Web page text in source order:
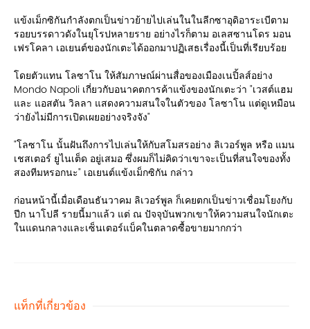
แข้งเม็กซิกันกำลังตกเป็นข่าวย้ายไปเล่นในในลีกซาอุดิอาระเบีตาม
รอยบรรดาวดังในยุโรปหลายราย อย่างไรก็ตาม อเลสซานโดร มอน
เฟรโคลา เอเยนต์ของนักเตะได้ออกมาปฏิเสธเรื่องนี้เป็นที่เรียบร้อย
โดยตัวแทน โลซาโน ให้สัมภาษณ์ผ่านสื่อของเมืองเนปิ้ลส์อย่าง
Mondo Napoli เกี่ยวกับอนาคตการค้าแข้งของนักเตะว่า "เวสต์แฮม
และ แอสตัน วิลลา แสดงความสนใจในตัวของ โลซาโน แต่ดูเหมือน
ว่ายังไม่มีการเปิดเผยอย่างจริงจัง"
"โลซาโน นั้นฝันถึงการไปเล่นให้กับสโมสรอย่าง ลิเวอร์พูล หรือ แมน
เชสเตอร์ ยูไนเต็ด อยู่เสมอ ซึ่งผมก็ไม่คิดว่าเขาจะเป็นที่สนใจของทั้ง
สองทีมหรอกนะ" เอเยนต์แข้งเม็กซิกัน กล่าว
ก่อนหน้านี้เมื่อเดือนธันวาคม ลิเวอร์พูล ก็เคยตกเป็นข่าวเชื่อมโยงกับ
ปีก นาโปลี รายนี้มาแล้ว แต่ ณ ปัจจุบันพวกเขาให้ความสนใจนักเตะ
ในแดนกลางและเซ็นเตอร์แบ็คในตลาดซื้อขายมากกว่า
แท็กที่เกี่ยวข้อง